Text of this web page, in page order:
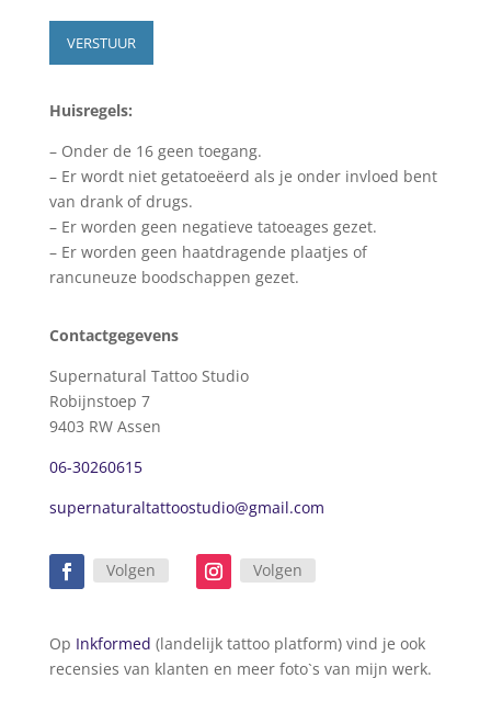
Huisregels:
– Onder de 16 geen toegang.
– Er wordt niet getatoeëerd als je onder invloed bent
van drank of drugs.
– Er worden geen negatieve tatoeages gezet.
– Er worden geen haatdragende plaatjes of
rancuneuze boodschappen gezet.
Contactgegevens
Supernatural Tattoo Studio
Robijnstoep 7
9403 RW Assen
06-30260615
supernaturaltattoostudio@gmail.com
Volgen Volgen
Op Inkformed (landelijk tattoo platform) vind je ook
recensies van klanten en meer foto`s van mijn werk.